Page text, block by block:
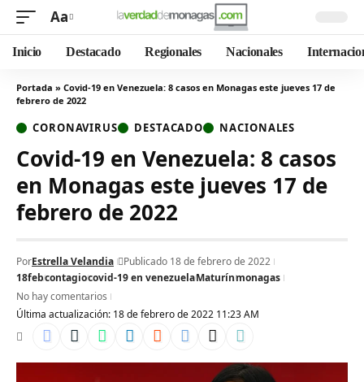
Aa
Inicio Destacado Regionales Nacionales
Portada » Covid-19 en Venezuela: 8 casos en Monagas este jueves 17 de
febrero de 2022
CORONAVIRUS DESTACADO NACIONALES
Covid-19 en Venezuela: 8 casos
en Monagas este jueves 17 de
febrero de 2022
Última actualización: 18 de febrero de 2022 11:23 AM
PorEstrella Velandia
Publicado 18 de febrero de 2022
18febcontagiocovid-19 en venezuelaMaturínmonagas
No hay comentarios